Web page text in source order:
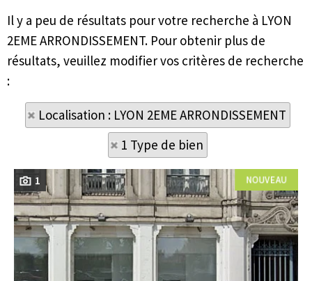
Il y a peu de résultats pour votre recherche à LYON
2EME ARRONDISSEMENT. Pour obtenir plus de
résultats, veuillez modifier vos critères de recherche
:
Localisation : LYON 2EME ARRONDISSEMENT
1 Type de bien
1